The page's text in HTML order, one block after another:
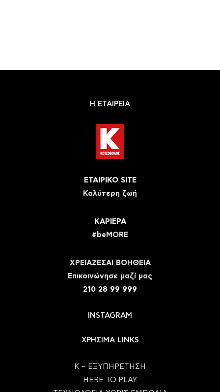
Η ΕΤΑΙΡΕΙΑ
ΕΤΑΙΡΙΚΟ SITE
Καλύτερη ζωή
ΚΑΡΙΕΡΑ
#beMORE
ΧΡΕΙΑΖΕΣΑΙ ΒΟΗΘΕΙΑ
Eπικοινώνησε μαζί μας
210 28 99 999
INSTAGRAM
ΧΡΗΣΙΜΑ LINKS
Κ – ΕΞΥΠΗΡΕΤΗΣΗ
HERE TO PLAY